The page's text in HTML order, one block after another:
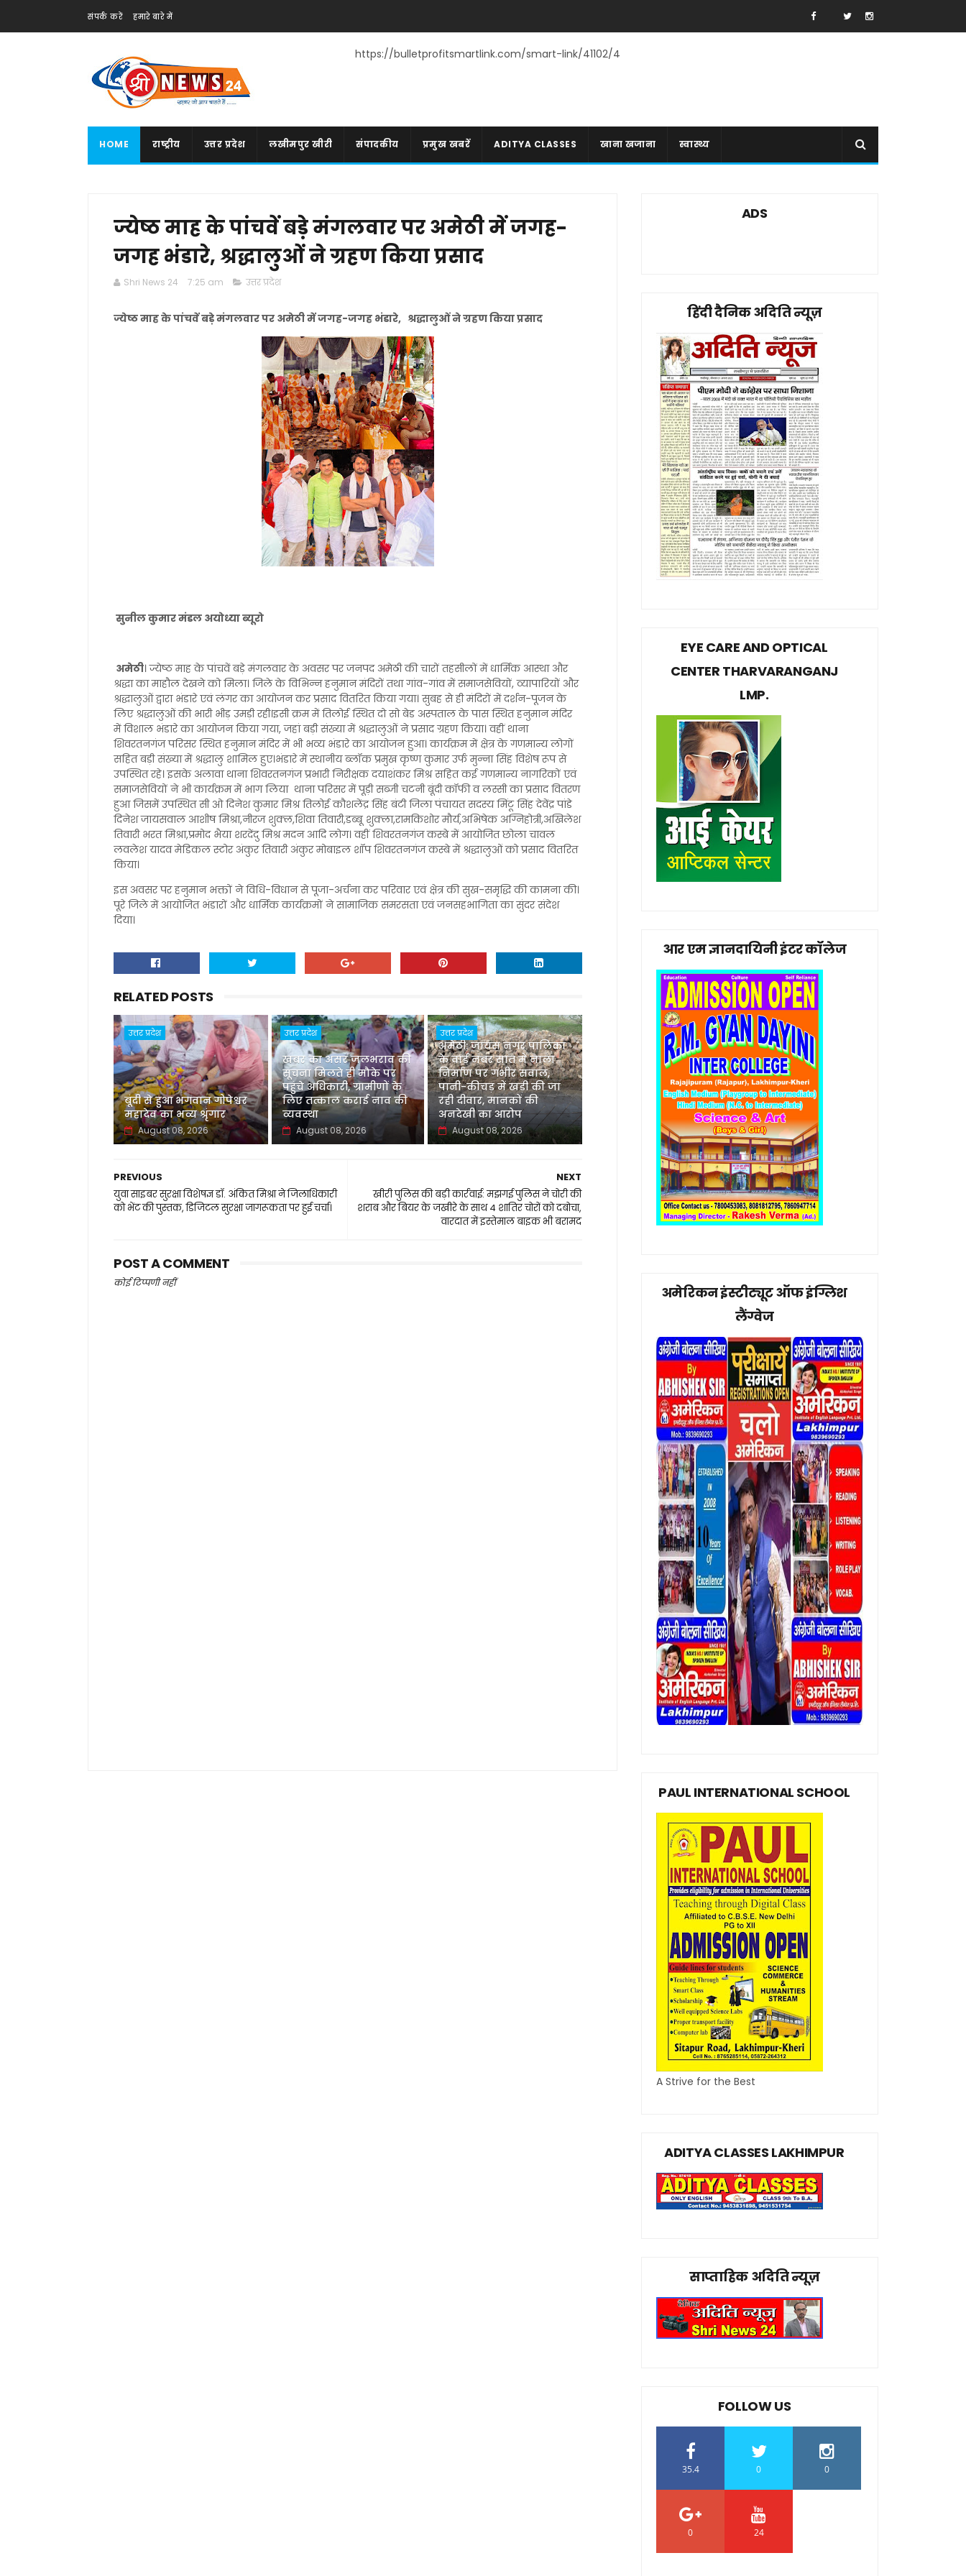
संपर्क करें हमारे बारे में
https://bulletprofitsmartlink.com/smart-link/41102/4
HOME राष्ट्रीय उत्तर प्रदेश लखीमपुर खीरी संपादकीय प्रमुख खबरें ADITYA CLASSES खाना खजाना स्वास्थ्य
ज्येष्ठ माह के पांचवें बड़े मंगलवार पर अमेठी में जगह-
जगह भंडारे, श्रद्धालुओं ने ग्रहण किया प्रसाद
Shri News 24 7:25 am उत्तर प्रदेश
ज्येष्ठ माह के पांचवें बड़े मंगलवार पर अमेठी में जगह-जगह भंडारे, श्रद्धालुओं ने ग्रहण किया प्रसाद
सुनील कुमार मंडल अयोध्या ब्यूरो
अमेठी। ज्येष्ठ माह के पांचवें बड़े मंगलवार के अवसर पर जनपद अमेठी की चारों तहसीलों में धार्मिक आस्था और
श्रद्धा का माहौल देखने को मिला। जिले के विभिन्न हनुमान मंदिरों तथा गांव-गांव में समाजसेवियों, व्यापारियों और
श्रद्धालुओं द्वारा भंडारे एवं लंगर का आयोजन कर प्रसाद वितरित किया गया। सुबह से ही मंदिरों में दर्शन-पूजन के
लिए श्रद्धालुओं की भारी भीड़ उमड़ी रही।इसी क्रम में तिलोई स्थित दो सो बेड अस्पताल के पास स्थित हनुमान मंदिर
में विशाल भंडारे का आयोजन किया गया, जहां बड़ी संख्या में श्रद्धालुओं ने प्रसाद ग्रहण किया। वहीं थाना
शिवरतनगंज परिसर स्थित हनुमान मंदिर में भी भव्य भंडारे का आयोजन हुआ। कार्यक्रम में क्षेत्र के गणमान्य लोगों
सहित बड़ी संख्या में श्रद्धालु शामिल हुए।भंडारे में स्थानीय ब्लॉक प्रमुख कृष्ण कुमार उर्फ मुन्ना सिंह विशेष रूप से
उपस्थित रहे। इसके अलावा थाना शिवरतनगंज प्रभारी निरीक्षक दयाशंकर मिश्र सहित कई गणमान्य नागरिकों एवं
समाजसेवियों ने भी कार्यक्रम में भाग लिया थाना परिसर में पूड़ी सब्जी चटनी बूंदी कॉफी व लस्सी का प्रसाद वितरण
हुआ जिसमें उपस्थित सी ओ दिनेश कुमार मिश्र तिलोई कौशलेंद्र सिंह बंटी जिला पंचायत सदस्य मिंटू सिंह देवेंद्र पांडे
दिनेश जायसवाल आशीष मिश्रा,नीरज शुक्ल,शिवा तिवारी,डब्बू शुक्ला,रामकिशोर मौर्य,अभिषेक अग्निहोत्री,अखिलेश
तिवारी भरत मिश्रा,प्रमोद भैया शरदेंदु मिश्र मदन आदि लोग। वहीं शिवरतनगंज कस्बे में आयोजित छोला चावल
लवलेश यादव मेडिकल स्टोर अंकुर तिवारी अंकुर मोबाइल शॉप शिवरतनगंज कस्बे में श्रद्धालुओं को प्रसाद वितरित
किया।
इस अवसर पर हनुमान भक्तों ने विधि-विधान से पूजा-अर्चना कर परिवार एवं क्षेत्र की सुख-समृद्धि की कामना की।
पूरे जिले में आयोजित भंडारों और धार्मिक कार्यक्रमों ने सामाजिक समरसता एवं जनसहभागिता का सुंदर संदेश
दिया।
RELATED POSTS
उत्तर प्रदेश
बूंदी से हुआ भगवान गोपेश्वर
महादेव का भव्य श्रृंगार
August 08, 2026
उत्तर प्रदेश
खबर का असर जलभराव की
सूचना मिलते ही मौके पर
पहुंचे अधिकारी, ग्रामीणों के
लिए तत्काल कराई नाव की
व्यवस्था
August 08, 2026
उत्तर प्रदेश
अमेठी: जायस नगर पालिका
के वार्ड नंबर सात में नाला
निर्माण पर गंभीर सवाल,
पानी-कीचड़ में खड़ी की जा
रही दीवार, मानकों की
अनदेखी का आरोप
August 08, 2026
NEXT
खीरी पुलिस की बड़ी कार्रवाई: मझगई पुलिस ने चोरी की
शराब और बियर के जखीरे के साथ 4 शातिर चोरों को दबोचा,
वारदात में इस्तेमाल बाइक भी बरामद
PREVIOUS
युवा साइबर सुरक्षा विशेषज्ञ डॉ. अंकित मिश्रा ने जिलाधिकारी
को भेंट की पुस्तक, डिजिटल सुरक्षा जागरूकता पर हुई चर्चा।
POST A COMMENT
कोई टिप्पणी नहीं
ADS
हिंदी दैनिक अदिति न्यूज़
EYE CARE AND OPTICAL
CENTER THARVARANGANJ
LMP.
आर एम ज्ञानदायिनी इंटर कॉलेज
अमेरिकन इंस्टीट्यूट ऑफ इंग्लिश
लैंग्वेज
PAUL INTERNATIONAL SCHOOL
A Strive for the Best
ADITYA CLASSES LAKHIMPUR
साप्ताहिक अदिति न्यूज़
FOLLOW US
35.4 0 0
0 24